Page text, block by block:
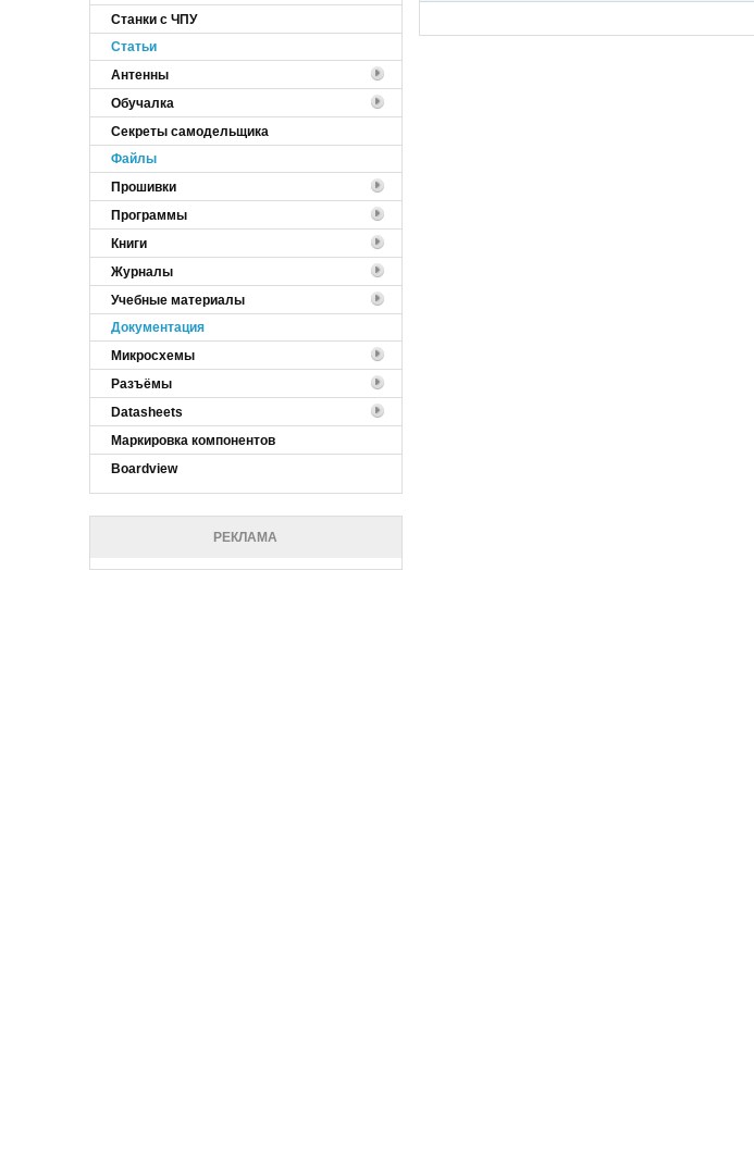
Станки с ЧПУ
Статьи
Антенны
Обучалка
Секреты самодельщика
Файлы
Прошивки
Программы
Книги
Журналы
Учебные материалы
Документация
Микросхемы
Разъёмы
Datasheets
Маркировка компонентов
Boardview
РЕКЛАМА